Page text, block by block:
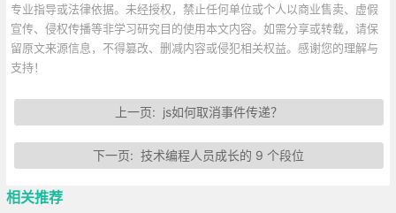
专业指导或法律依据。未经授权，禁止任何单位或个人以商业售卖、虚假
宣传、侵权传播等非学习研究目的使用本文内容。如需分享或转载，请保
留原文来源信息，不得篡改、删减内容或侵犯相关权益。感谢您的理解与
支持！
上一页: js如何取消事件传递？
下一页:技术编程人员成长的 9 个段位
相关推荐